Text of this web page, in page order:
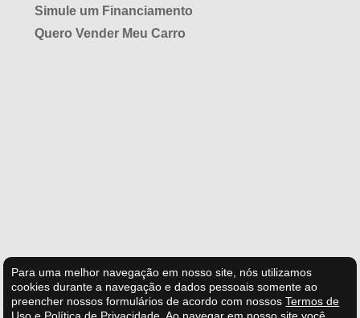
Simule um Financiamento
Quero Vender Meu Carro
Para uma melhor navegação em nosso site, nós utilizamos
cookies durante a navegação e dados pessoais somente ao
preencher nossos formulários de acordo com nossosTermos de